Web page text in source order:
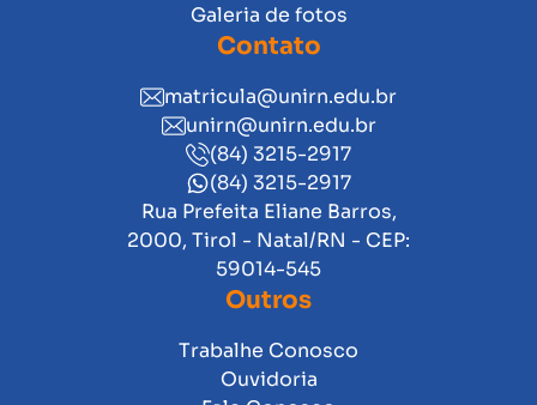
Galeria de fotos
Contato
matricula@unirn.edu.br
unirn@unirn.edu.br
(84) 3215-2917
(84) 3215-2917
Rua Prefeita Eliane Barros,
2000, Tirol - Natal/RN - CEP:
59014-545
Outros
Trabalhe Conosco
Ouvidoria